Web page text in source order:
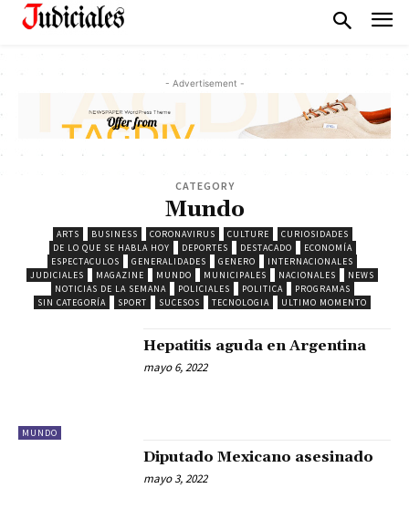
- Advertisement -
CATEGORY
Mundo
ARTS BUSINESS CORONAVIRUS CULTURE
CURIOSIDADES
DE LO QUE SE HABLA HOY
DEPORTES DESTACADO
ECONOMÍA
ESPECTACULOS
GENERALIDADES GENERO
INTERNACIONALES
JUDICIALES
MAGAZINE MUNDO MUNICIPALES NACIONALES
NEWS
NOTICIAS DE LA SEMANA
POLICIALES POLITICA
PROGRAMAS
SIN CATEGORÍA
SPORT SUCESOS TECNOLOGIA ULTIMO MOMENTO
MUNDO
Hepatitis aguda en Argentina
mayo 6, 2022
Diputado Mexicano asesinado
mayo 3, 2022